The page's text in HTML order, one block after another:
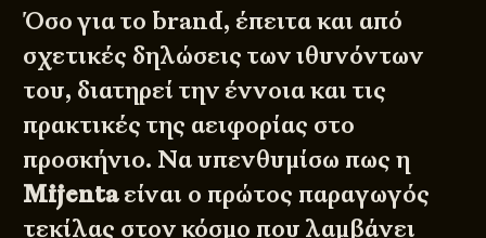
Όσο για το brand, έπειτα και από
σχετικές δηλώσεις των ιθυνόντων
του, διατηρεί την έννοια και τις
πρακτικές της αειφορίας στο
προσκήνιο. Να υπενθυμίσω πως η
Mijentaείναι ο πρώτος παραγωγός
τεκίλας στον κόσμο που λαμβάνει